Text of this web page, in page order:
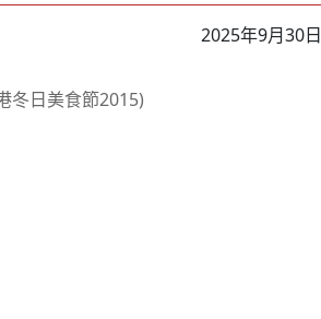
2025年9月30日
冬⽇美⾷節2015)